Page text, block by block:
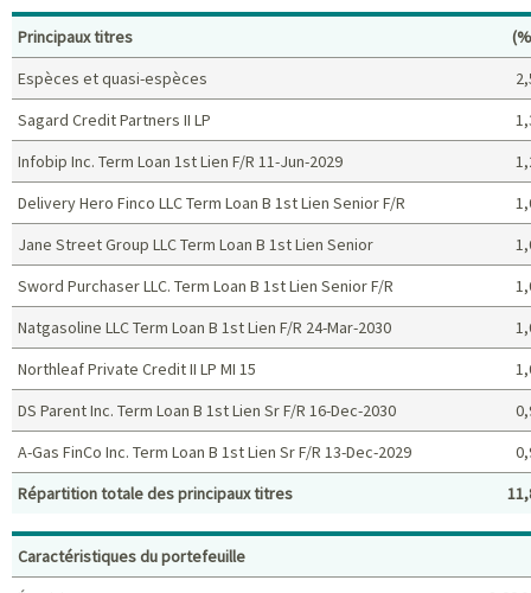
Principaux titres (%)
Principaux titres
Espèces et quasi-espèces
Sagard Credit Partners II LP
Infobip Inc. Term Loan 1st Lien F/R 11-Jun-2029
Delivery Hero Finco LLC Term Loan B 1st Lien Senior F/R
Jane Street Group LLC Term Loan B 1st Lien Senior
Sword Purchaser LLC. Term Loan B 1st Lien Senior F/R
Natgasoline LLC Term Loan B 1st Lien F/R 24-Mar-2030
Northleaf Private Credit II LP MI 15
DS Parent Inc. Term Loan B 1st Lien Sr F/R 16-Dec-2030
A-Gas FinCo Inc. Term Loan B 1st Lien Sr F/R 13-Dec-2029
Répartition totale des principaux titres
Caractéristiques du portefeuille